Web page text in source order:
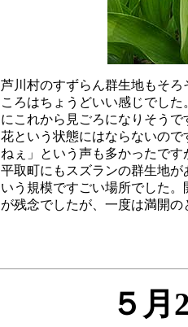
芦川村のすずらん群生地もそ
ころはちょうどいい感じでし
にこれから見ごろになりそう
花という状態にはならないの
ねぇ」という声も多かったで
平取町にもスズランの群生地
いう規模ですごい場所でした
５月